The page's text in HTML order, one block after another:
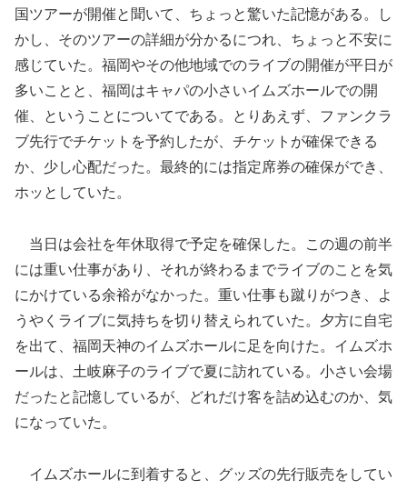
国ツアーが開催と聞いて、ちょっと驚いた記憶がある。し
かし、そのツアーの詳細が分かるにつれ、ちょっと不安に
感じていた。福岡やその他地域でのライブの開催が平日が
多いことと、福岡はキャパの小さいイムズホールでの開
催、ということについてである。とりあえず、ファンクラ
ブ先行でチケットを予約したが、チケットが確保できる
か、少し心配だった。最終的には指定席券の確保ができ、
ホッとしていた。
当日は会社を年休取得で予定を確保した。この週の前半
には重い仕事があり、それが終わるまでライブのことを気
にかけている余裕がなかった。重い仕事も蹴りがつき、よ
うやくライブに気持ちを切り替えられていた。夕方に自宅
を出て、福岡天神のイムズホールに足を向けた。イムズホ
ールは、土岐麻子のライブで夏に訪れている。小さい会場
だったと記憶しているが、どれだけ客を詰め込むのか、気
になっていた。
イムズホールに到着すると、グッズの先行販売をしてい